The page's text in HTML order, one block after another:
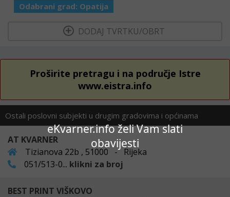
eKvarner.info želi Vam slati
obavijesti
Odabrani grad: Opatija
DODAJ TVRTKU/OBRT
Proširite pretragu i na područje Istre
www.eistra.info
Ostali poslovni subjekti u drugim gradovima i općinama
AT KVARNER
Tizianova 22b , 51000 - Rijeka
051/513-0... klikni za broj
BEST PRINT VIŠKOVO